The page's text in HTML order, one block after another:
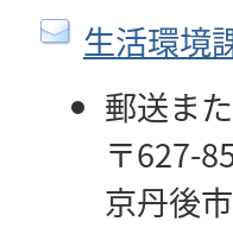
生活環境
郵送ま
〒627-
京丹後